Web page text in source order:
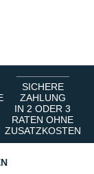
SICHERE
ZAHLUNG
IN 2 ODER 3
RATEN OHNE
ZUSATZKOSTEN